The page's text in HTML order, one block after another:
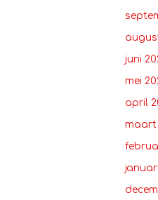
juni
mei
april
maart